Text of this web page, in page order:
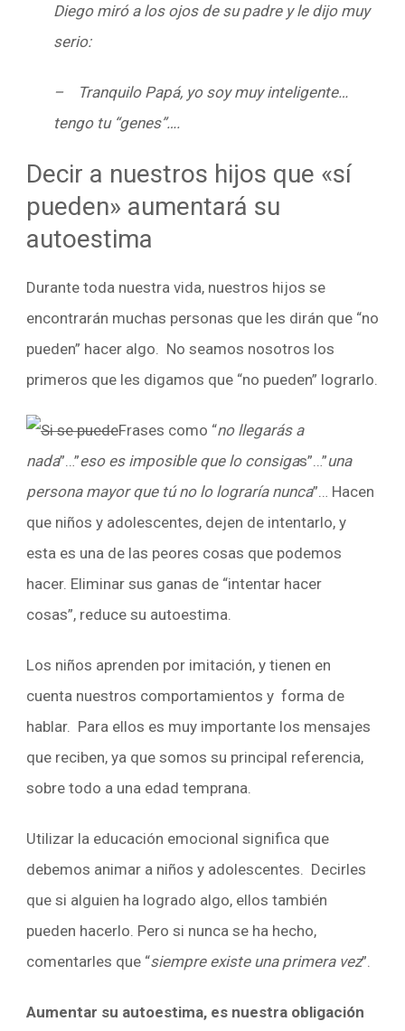
Diego miró a los ojos de su padre y le dijo muy
serio:
– Tranquilo Papá, yo soy muy inteligente…
tengo tu “genes”….
Decir a nuestros hijos que «sí
pueden» aumentará su
autoestima
Durante toda nuestra vida, nuestros hijos se
encontrarán muchas personas que les dirán que “no
pueden” hacer algo. No seamos nosotros los
primeros que les digamos que “no pueden” lograrlo.
Frases como “no llegarás a
nada”…”eso es imposible que lo consigas”…”una
persona mayor que tú no lo lograría nunca”… Hacen
que niños y adolescentes, dejen de intentarlo, y
esta es una de las peores cosas que podemos
hacer. Eliminar sus ganas de “intentar hacer
cosas”, reduce su autoestima
Los niños aprenden por imitación, y tienen en
cuenta nuestros comportamientos y forma de
hablar. Para ellos es muy importante los mensajes
que reciben, ya que somos su principal referencia,
sobre todo a una edad temprana.
Utilizar la educación emocional significa que
debemos animar a niños y adolescentes. Decirles
que si alguien ha logrado algo, ellos también
pueden hacerlo. Pero si nunca se ha hecho,
comentarles que “siempre existe una primera vez”.
Aumentar su autoestima, es nuestra obligación